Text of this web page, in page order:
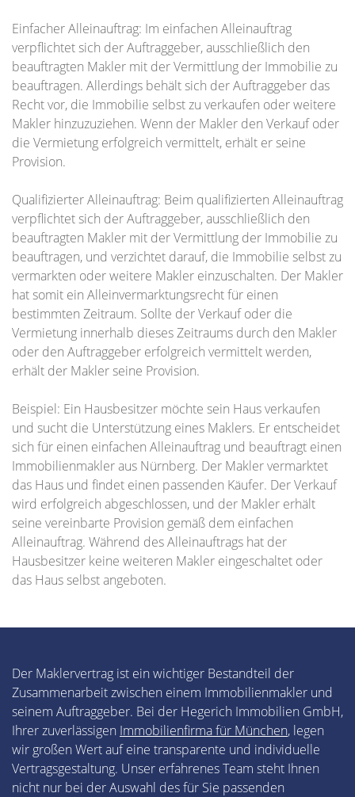
Einfacher Alleinauftrag: Im einfachen Alleinauftrag
verpflichtet sich der Auftraggeber, ausschließlich den
beauftragten Makler mit der Vermittlung der Immobilie zu
beauftragen. Allerdings behält sich der Auftraggeber das
Recht vor, die Immobilie selbst zu verkaufen oder weitere
Makler hinzuzuziehen. Wenn der Makler den Verkauf oder
die Vermietung erfolgreich vermittelt, erhält er seine
Provision.
Qualifizierter Alleinauftrag: Beim qualifizierten Alleinauftrag
verpflichtet sich der Auftraggeber, ausschließlich den
beauftragten Makler mit der Vermittlung der Immobilie zu
beauftragen, und verzichtet darauf, die Immobilie selbst zu
vermarkten oder weitere Makler einzuschalten. Der Makler
hat somit ein Alleinvermarktungsrecht für einen
bestimmten Zeitraum. Sollte der Verkauf oder die
Vermietung innerhalb dieses Zeitraums durch den Makler
oder den Auftraggeber erfolgreich vermittelt werden,
erhält der Makler seine Provision.
Beispiel: Ein Hausbesitzer möchte sein Haus verkaufen
und sucht die Unterstützung eines Maklers. Er entscheidet
sich für einen einfachen Alleinauftrag und beauftragt einen
Immobilienmakler aus Nürnberg. Der Makler vermarktet
das Haus und findet einen passenden Käufer. Der Verkauf
wird erfolgreich abgeschlossen, und der Makler erhält
seine vereinbarte Provision gemäß dem einfachen
Alleinauftrag. Während des Alleinauftrags hat der
Hausbesitzer keine weiteren Makler eingeschaltet oder
das Haus selbst angeboten.
Der Maklervertrag ist ein wichtiger Bestandteil der
Zusammenarbeit zwischen einem Immobilienmakler und
seinem Auftraggeber. Bei der Hegerich Immobilien GmbH,
Ihrer zuverlässigen Immobilienfirma für München, legen
wir großen Wert auf eine transparente und individuelle
Vertragsgestaltung. Unser erfahrenes Team steht Ihnen
nicht nur bei der Auswahl des für Sie passenden